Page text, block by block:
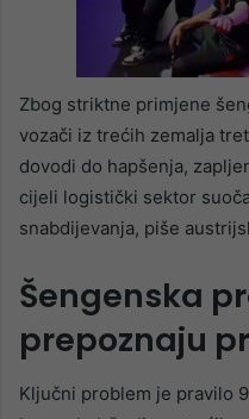
Zbog striktne primjene
vozači iz trećih zemalja
dovodi do hapšenja,
cijeli logistički sektor
snabdijevanja, piše
Šengenska
prepoznaju
Ključni problem je pravilo